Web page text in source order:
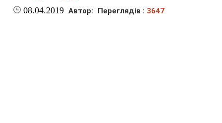
08.04.2019 Автор: Переглядів : 3647